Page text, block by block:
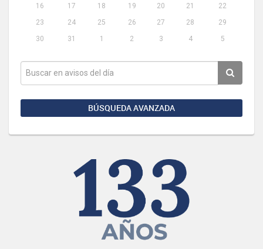
16
17 18 19 20 21
22
23
24 25 26 27 28
29
30
31 1 2 3 4 5
BÚSQUEDA AVANZADA